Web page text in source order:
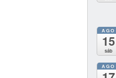
AGO
15
sáb
AGO